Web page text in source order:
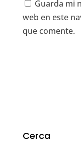
Guarda mi
web en este
que comente.
Cerca